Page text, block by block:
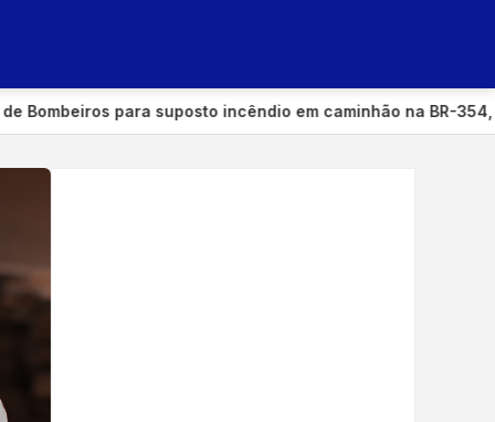
incêndio em caminhão na BR-354, próximo a Carmo do